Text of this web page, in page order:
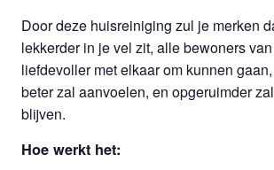
Door deze huisreiniging zul je merken
lekkerder in je vel zit, alle bewoners
liefdevoller met elkaar om kunnen
beter zal aanvoelen, en opgeruimder
blijven.
Hoe werkt het: